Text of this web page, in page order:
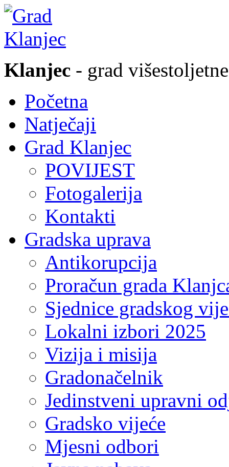
Klanjec - grad
Početna
Natječaji
Grad Klanjec
POVIJEST
Fotogalerija
Kontakti
Gradska uprava
Antikorupcija
Proračun grada
Sjednice gradskog
Lokalni izbori 2025
Vizija i misija
Gradonačelnik
Jedinstveni upravni
Gradsko vijeće
Mjesni odbori